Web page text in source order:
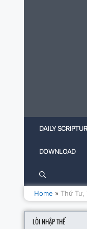
DAILY
DOWNLOAD
Home » Thứ Tư,
LỜI NHẬP THỂ